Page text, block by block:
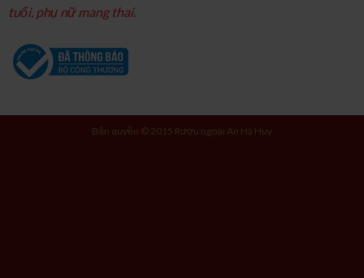
tuổi, phụ nữ mang thai.
Bản quyền © 2015 Rượu ngoại An Hà Huy